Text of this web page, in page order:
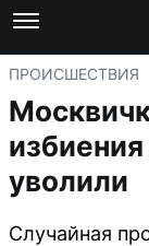
ПРОИСШЕСТВИЯ
уволили
Случайная